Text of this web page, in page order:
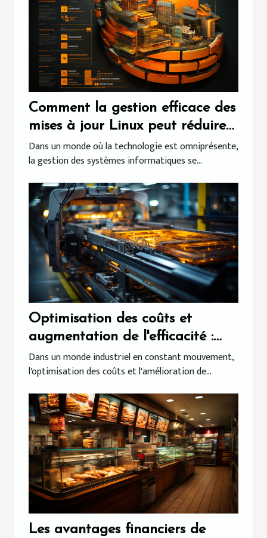
Comment la gestion efficace des
mises à jour Linux peut réduire
les coûts informatiques dans
votre entreprise
Dans un monde où la technologie est omniprésente,
la gestion des systèmes informatiques se...
Optimisation des coûts et
augmentation de l'efficacité :
l’impact des machines spéciales
sur les budgets de production
Dans un monde industriel en constant mouvement,
l'optimisation des coûts et l'amélioration de...
Les avantages financiers de